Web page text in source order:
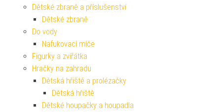
Dětské zbraně a příslušenství
Dětské zbraně
Do vody
Nafukovací míče
Figurky a zvířátka
Hračky na zahradu
Dětská hřiště a prolézačky
Dětská hřiště
Dětské houpačky a houpadla